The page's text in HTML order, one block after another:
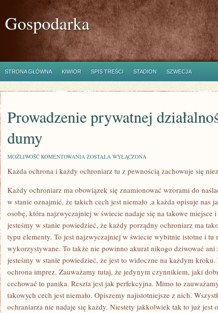
Gospodarka
STRONA GŁÓWNA KIWIOR SPIS TREŚCI STADION SZWECJA
Prowadzenie prywatnej
dumy
MOŻLIWOŚĆ KOMENTOWANIA PROWADZENIE
DZIAŁALNOŚCI,
DO
DUMY
ZOSTAŁA WYŁĄCZONA
Każda ochrona i każdy ochroniarz tu z pewnością zachowuje się
Każdy ochroniarz ma obowiązek się znamionować wzorami do
w stanie oznajmić, że takich cech jest niemało ,a każda opisuje nas
osobę, która najzwyczajniej w świecie nadaje się na takowe
jesteśmy w stanie powiedzieć, że każdy porządny ochroniarz ma
typu elementy. To jest najzwyczajniej w świecie wybitnie istotne i tu
wykorzystywane. To także nie powinno akurat nikogo dziwować
jesteśmy w stanie powiedzieć, że jest to widoczne na każdym kroku.
ochrona imprez. Zauważamy tutaj, że jedynym czynnikiem, jaki
cechować to panika. Reszta jest jak perfekcyjna. Mimo to
takowych cech jest niemało. Opiszemy najistotniejsze z nich.
ochraniarza nie nadaje się każdy. Niestety jakkolwiek tak to już jest